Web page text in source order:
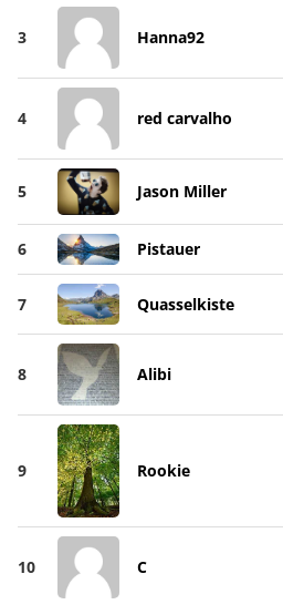
3 Hanna92
4 red carvalho
5 Jason Miller
6 Pistauer
7 Quasselkiste
8 Alibi
9 Rookie
10 C